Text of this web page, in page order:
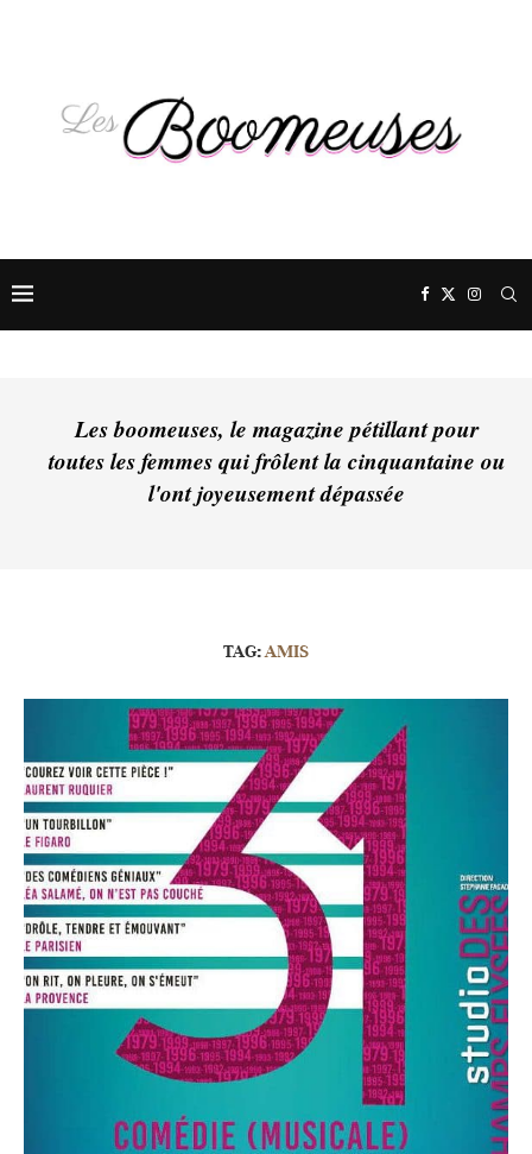
Les boomeuses, le magazine pétillant pour
toutes les femmes qui frôlent la cinquantaine ou
l'ont joyeusement dépassée
TAG:AMIS